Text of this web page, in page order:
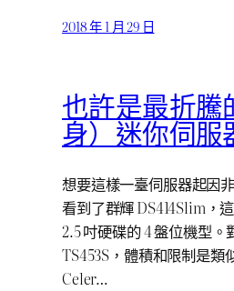
2018 年 1 月 29 日
也許是最折騰
身）迷你伺服
想要這樣一臺伺服器起因
看到了群輝 DS414Slim，
2.5 吋硬碟的 4 盤位機型。
TS453S，體積和限制是類
Celer…